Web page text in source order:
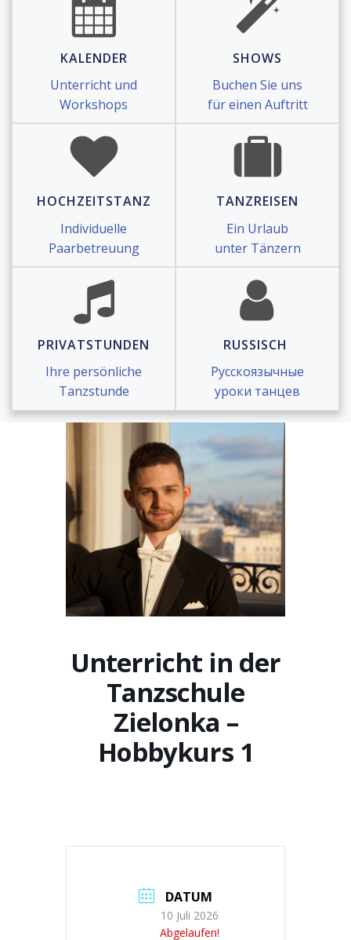
KALENDER
Unterricht und
Workshops
SHOWS
Buchen Sie uns
für einen Auftritt
HOCHZEITSTANZ
Individuelle
Paarbetreuung
TANZREISEN
Ein Urlaub
unter Tänzern
PRIVATSTUNDEN
Ihre persönliche
Tanzstunde
RUSSISCH
Русскоязычные
уроки танцев
Unterricht in der
Tanzschule
Zielonka –
Hobbykurs 1
DATUM
10 Juli 2026
Abgelaufen!